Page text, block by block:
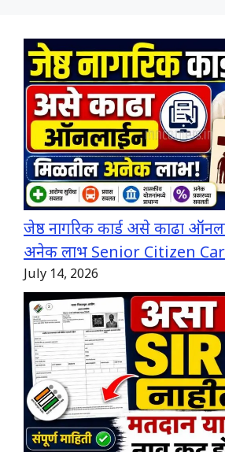
जेष्ठ नागरिक कार्ड असे काढा
अनेक लाभ Senior Citizen
July 14, 2026